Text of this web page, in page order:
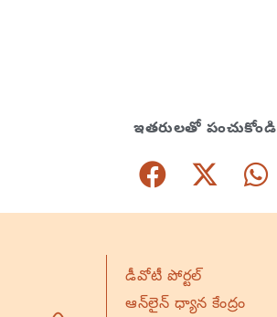
ఇతరులతో పంచుకోండి
డీవోటీ పోర్టల్
ఆన్‌లైన్ ధ్యాన కేంద్రం